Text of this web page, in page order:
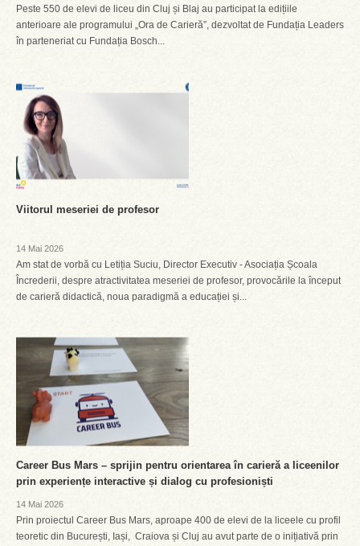
Peste 550 de elevi de liceu din Cluj și Blaj au participat la edițiile
anterioare ale programului „Ora de Carieră”, dezvoltat de Fundația Leaders
în parteneriat cu Fundația Bosch...
Viitorul meseriei de profesor
14 Mai 2026
Am stat de vorbă cu Letiția Suciu, Director Executiv - Asociația Școala
Încrederii, despre atractivitatea meseriei de profesor, provocările la început
de carieră didactică, noua paradigmă a educației și...
Career Bus Mars – sprijin pentru orientarea în carieră a liceenilor
prin experiențe interactive și dialog cu profesioniști
14 Mai 2026
Prin proiectul Career Bus Mars, aproape 400 de elevi de la liceele cu profil
teoretic din București, Iași, Craiova și Cluj au avut parte de o inițiativă prin